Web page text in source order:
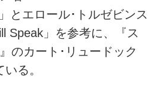
とエロール･トルゼビンス
Speak」を参考に、『ス
のカート･リュードック
る。